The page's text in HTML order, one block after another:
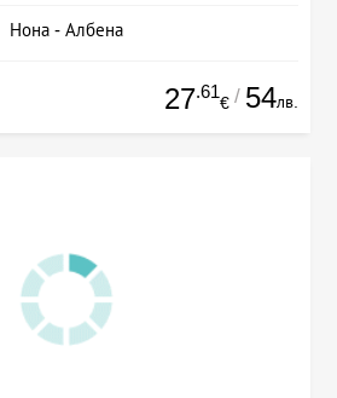
Нона - Албена
27.61
€ / 54лв.